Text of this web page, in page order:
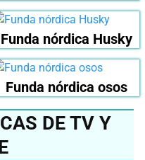
Funda nórdica Husky
Funda nórdica osos
DE TV Y